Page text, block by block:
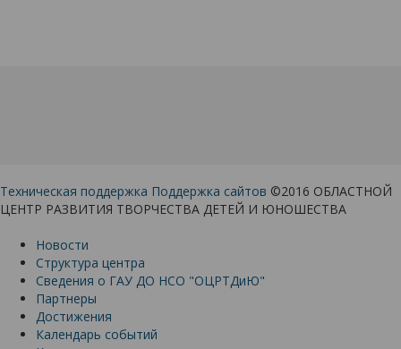
Техническая поддержка Поддержка сайтов ©2016 ОБЛАСТНОЙ
ЦЕНТР РАЗВИТИЯ ТВОРЧЕСТВА ДЕТЕЙ И ЮНОШЕСТВА
Новости
Структура центра
Сведения о ГАУ ДО НСО "ОЦРТДиЮ"
Партнеры
Достижения
Календарь событий